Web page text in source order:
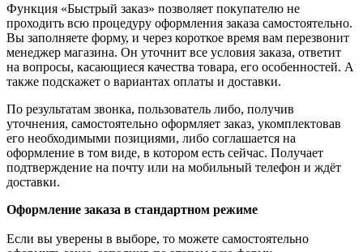
Функция «Быстрый заказ» позволяет покупателю не
проходить всю процедуру оформления заказа самостоятельно.
Вы заполняете форму, и через короткое время вам перезвонит
менеджер магазина. Он уточнит все условия заказа, ответит
на вопросы, касающиеся качества товара, его особенностей. А
также подскажет о вариантах оплаты и доставки.
По результатам звонка, пользователь либо, получив
уточнения, самостоятельно оформляет заказ, укомплектовав
его необходимыми позициями, либо соглашается на
оформление в том виде, в котором есть сейчас. Получает
подтверждение на почту или на мобильный телефон и ждёт
доставки.
Оформление заказа в стандартном режиме
Если вы уверены в выборе, то можете самостоятельно